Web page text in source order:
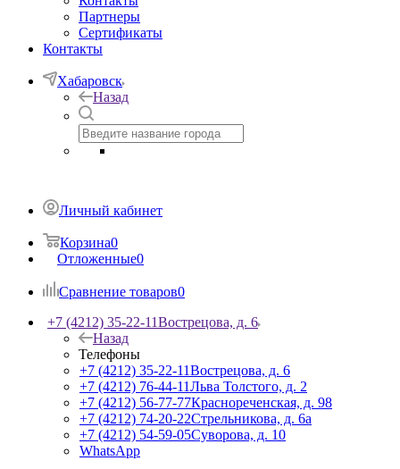
Партнеры
Сертификаты
Контакты
Хабаровск
Назад
Личный кабинет
Корзина0
Отложенные0
Сравнение товаров0
+7 (4212) 35-22-11Вострецова, д. 6
Назад
Телефоны
+7 (4212) 35-22-11Вострецова, д. 6
+7 (4212) 76-44-11Льва Толстого, д. 2
+7 (4212) 56-77-77Краснореченская, д. 98
+7 (4212) 74-20-22Стрельникова, д. 6а
+7 (4212) 54-59-05Суворова, д. 10
WhatsApp